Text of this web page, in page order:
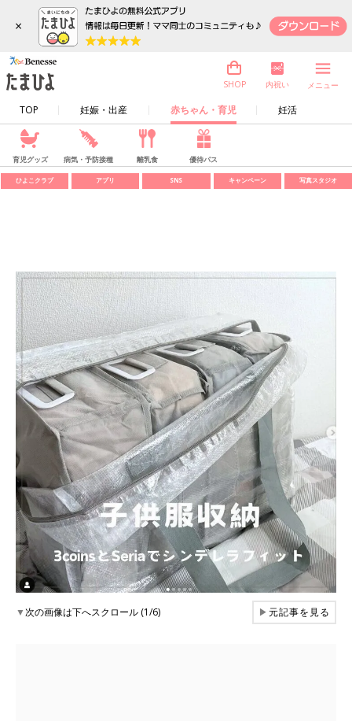
×
TOP 妊娠・出産 赤ちゃん・育児 妊活
SHOP 内祝い メニュー
育児グッズ 病気・予防接種 離乳食 優待パス
ひよこクラブ アプリ SNS キャンペーン 写真スタジオ
▼次の画像は下へスクロール (1/6) ▶元記事を見る